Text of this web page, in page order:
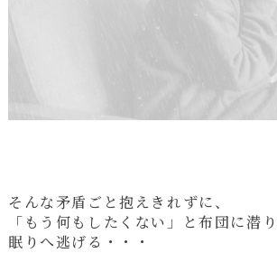
そんな矛盾ごと抱えきれずに、
「もう何もしたくない」と布団に潜り
眠りへ逃げる・・・